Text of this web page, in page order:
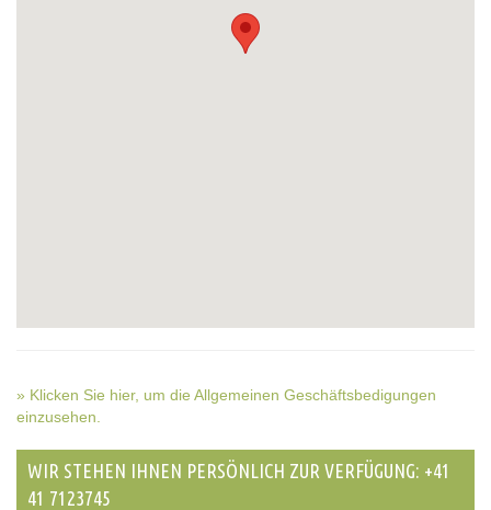
» Klicken Sie hier, um die Allgemeinen Geschäftsbedigungen
einzusehen.
WIR STEHEN IHNEN PERSÖNLICH ZUR VERFÜGUNG: +41
41 7123745